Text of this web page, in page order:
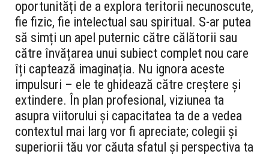
oportunități de a explora teritorii necunoscute,
fie fizic, fie intelectual sau spiritual. S-ar putea
să simți un apel puternic către călătorii sau
către învățarea unui subiect complet nou care
îți captează imaginația. Nu ignora aceste
impulsuri – ele te ghidează către creștere și
extindere. În plan profesional, viziunea ta
asupra viitorului și capacitatea ta de a vedea
contextul mai larg vor fi apreciate; colegii și
superiorii tău vor căuta sfatul și perspectiva ta